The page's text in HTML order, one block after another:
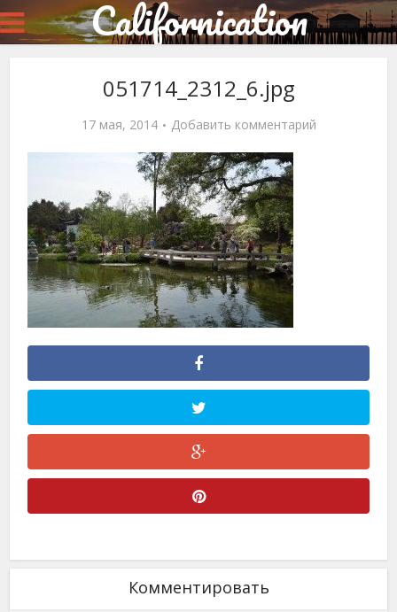
Californication
051714_2312_6.jpg
17 мая, 2014 Добавить комментарий
Комментировать